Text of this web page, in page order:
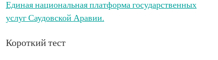
Единая национальная платформа государственных
услуг Саудовской Аравии.
Короткий тест